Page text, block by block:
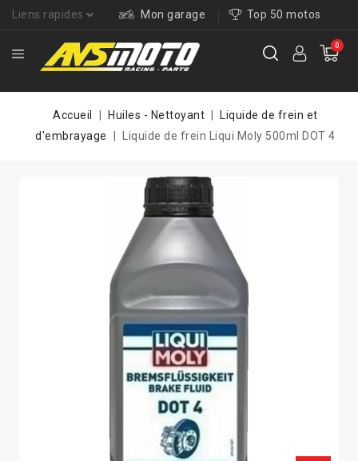
Liens rapides Mon garage Top 50 motos
0
Accueil Huiles - Nettoyant
Liquide de frein et
d'embrayage
Liquide de frein Liqui Moly 500ml DOT 4